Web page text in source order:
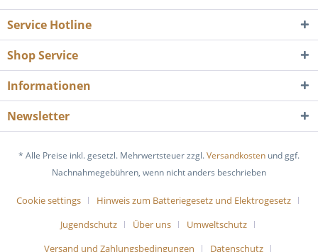
Service Hotline
Shop Service
Informationen
Newsletter
* Alle Preise inkl. gesetzl. Mehrwertsteuer zzgl.Versandkosten und ggf.
Nachnahmegebühren, wenn nicht anders beschrieben
Cookie settings
Hinweis zum Batteriegesetz und Elektrogesetz
Jugendschutz
Über uns
Umweltschutz
Versand und Zahlungsbedingungen
Datenschutz